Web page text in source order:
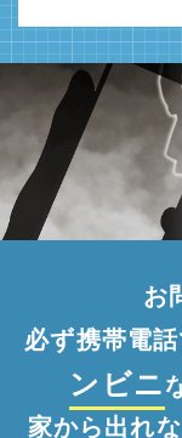
お
必ず携帯電
ンビニ
家から出れ